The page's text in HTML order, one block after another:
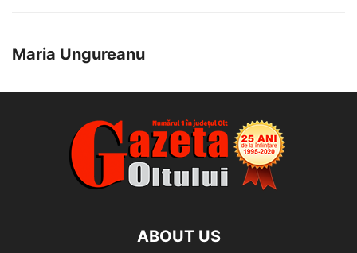
Maria Ungureanu
ABOUT US